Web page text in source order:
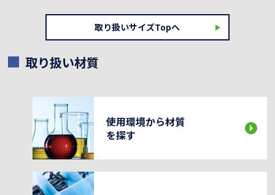
取り扱いサイズTopへ
取り扱い材質
使用環境から材質
を探す